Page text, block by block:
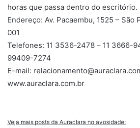
horas que passa dentro do escritório.
Endereço: Av. Pacaembu, 1525 – São
001
Telefones: 11 3536-2478 – 11 3666-
99409-7274
E-mail:
www.auraclara.com.br
Veja mais posts da Auraclara no avosidade: